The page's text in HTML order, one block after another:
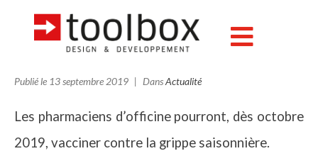
Vaccination à l’officine : mon
espace est-il conforme ?
Publié le 13 septembre 2019 DansActualité
Les pharmaciens d’officine pourront, dès octobre
2019, vacciner contre la grippe saisonnière.